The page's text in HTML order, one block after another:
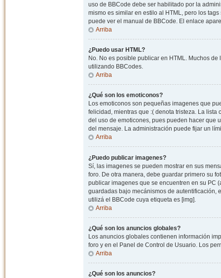
uso de BBCode debe ser habilitado por la
mismo es similar en estilo al HTML, pero los
puede ver el manual de BBCode. El enlace
Arriba
¿Puedo usar HTML?
No. No es posible publicar en HTML. Muchos
utilizando BBCodes.
Arriba
¿Qué son los emoticonos?
Los emoticonos son pequeñas imagenes que
felicidad, mientras que :( denota tristeza. La
del uso de emoticones, pues pueden hacer que
del mensaje. La administración puede fijar un
Arriba
¿Puedo publicar imagenes?
Sí, las imagenes se pueden mostrar en sus
foro. De otra manera, debe guardar primero su
publicar imagenes que se encuentren en su PC
guardadas bajo mecánismos de autentificación,
utilizá el BBCode cuya etiqueta es [img].
Arriba
¿Qué son los anuncios globales?
Los anuncios globales contienen información
foro y en el Panel de Control de Usuario. Los
Arriba
¿Qué son los anuncios?